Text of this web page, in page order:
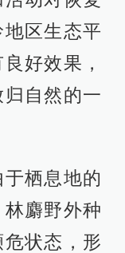
区生态平
好效果，
自然的一
于栖息地的
麝野外种
状态，形